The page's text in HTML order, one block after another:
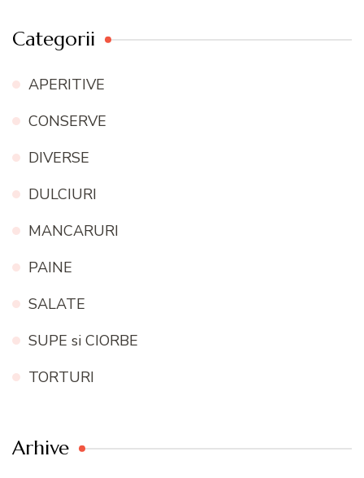
Categorii
APERITIVE
CONSERVE
DIVERSE
DULCIURI
MANCARURI
PAINE
SALATE
SUPE si CIORBE
TORTURI
Arhive